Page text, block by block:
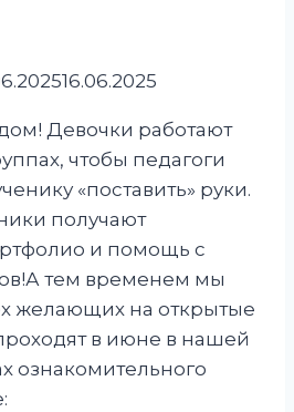
16.06.2025
Девочки работают
чтобы педагоги
«поставить» руки.
получают
и помощь с
тем временем мы
желающих на открытые
в июне в нашей
ознакомительного